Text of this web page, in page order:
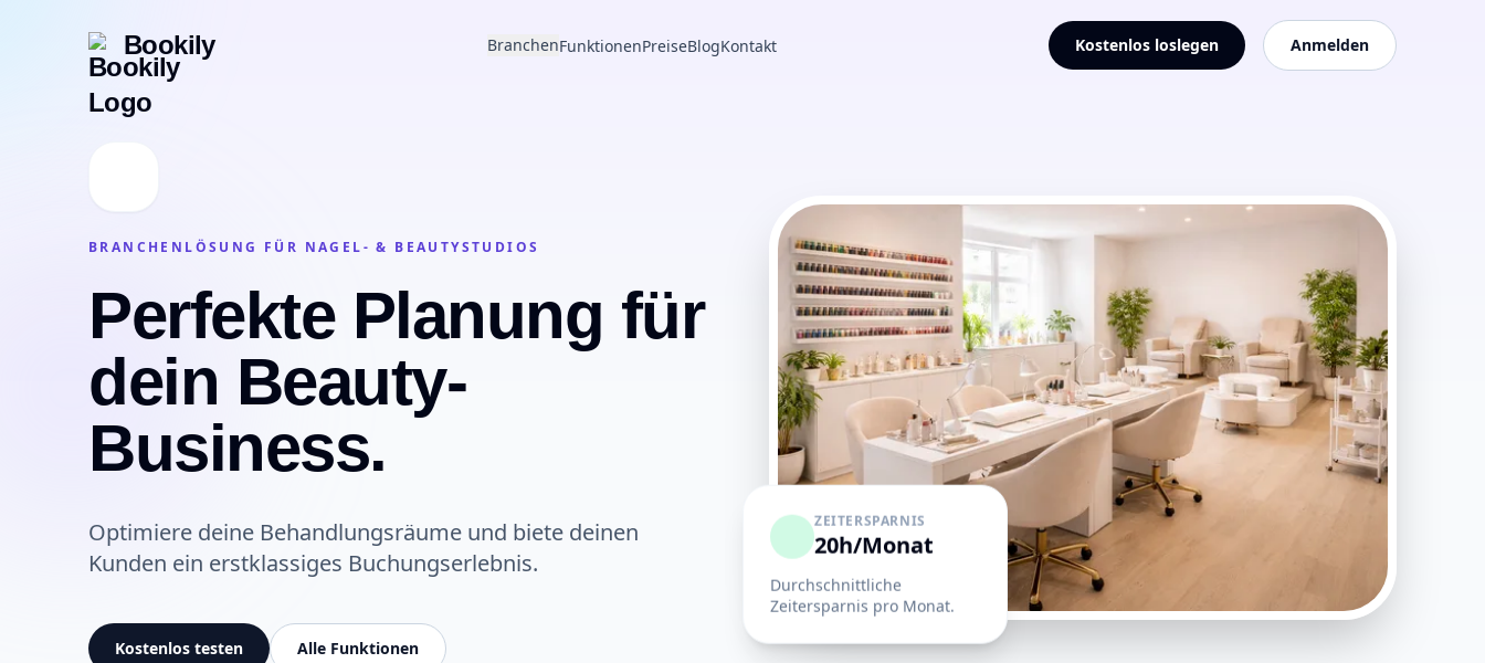
Bookily BranchenFunktionenPreiseBlogKontakt Kostenlos loslegen Anmelden
BRANCHENLÖSUNG FÜR NAGEL- & BEAUTYSTUDIOS
Perfekte Planung für
dein Beauty-
Business.
Optimiere deine Behandlungsräume und biete deinen
Kunden ein erstklassiges Buchungserlebnis.
Kostenlos testen Alle Funktionen
ZEITERSPARNIS
20h/Monat
Durchschnittliche
Zeitersparnis pro Monat.